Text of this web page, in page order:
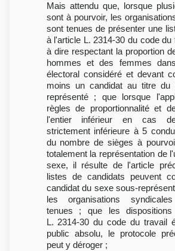
Mais attendu que, lorsque
sont à pourvoir, les
sont tenues de présenter une
à l'article L. 2314-30 du code
à dire respectant la proportion
hommes et des femmes
électoral considéré et devant
moins un candidat au titre du
représenté ; que lorsque
règles de proportionnalité et
l'entier inférieur en cas
strictement inférieure à 5
du nombre de sièges à
totalement la représentation de
sexe, il résulte de l'article
listes de candidats peuvent
candidat du sexe sous-
les organisations
tenues ; que les
L. 2314-30 du code du travail
public absolu, le protocole
peut y déroger ;